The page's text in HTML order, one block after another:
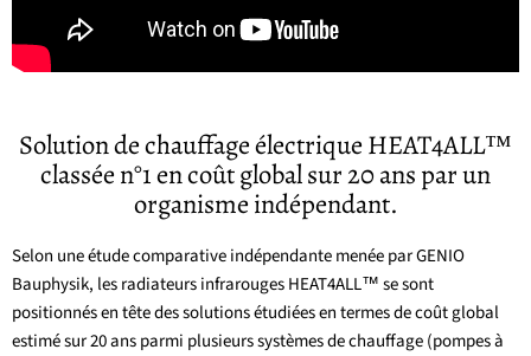
Solution de chauffage électrique HEAT4ALL™
classée n°1 en coût global sur 20 ans par un
organisme indépendant.
Selon une étude comparative indépendante menée par GENIO
Bauphysik, les radiateurs infrarouges HEAT4ALL™ se sont
positionnés en tête des solutions étudiées en termes de coût global
estimé sur 20 ans parmi plusieurs systèmes de chauffage (pompes à